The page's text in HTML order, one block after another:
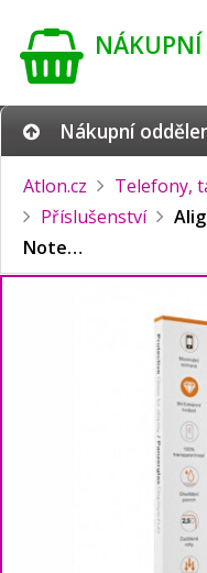
Nákupní
Atlon.cz Telefony,
Příslušenství
Note…